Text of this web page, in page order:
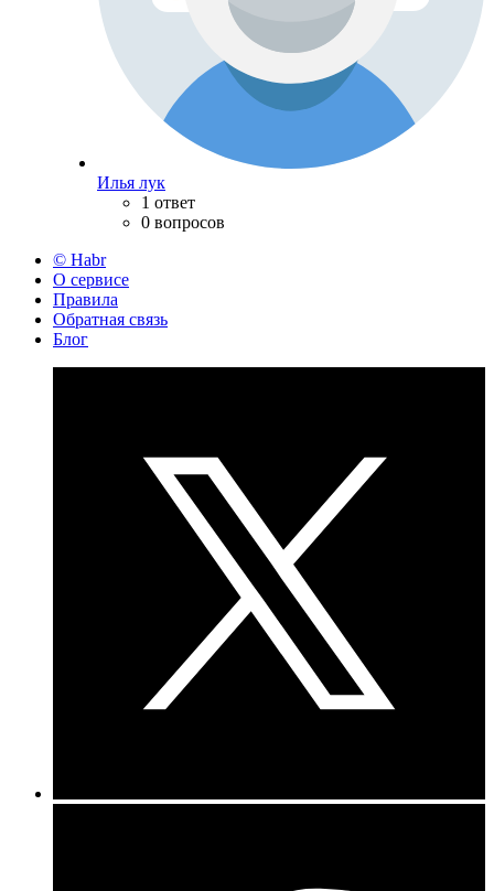
Илья лук
1 ответ
0 вопросов
© Habr
О сервисе
Правила
Обратная связь
Блог